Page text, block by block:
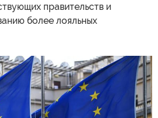
правительств и
более лояльных